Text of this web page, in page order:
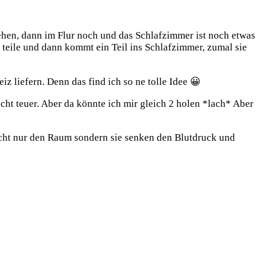
dann im Flur noch und das Schlafzimmer ist noch etwas
und dann kommt ein Teil ins Schlafzimmer, zumal sie
liefern. Denn das find ich so ne tolle Idee 😀
teuer. Aber da könnte ich mir gleich 2 holen *lach* Aber
nur den Raum sondern sie senken den Blutdruck und